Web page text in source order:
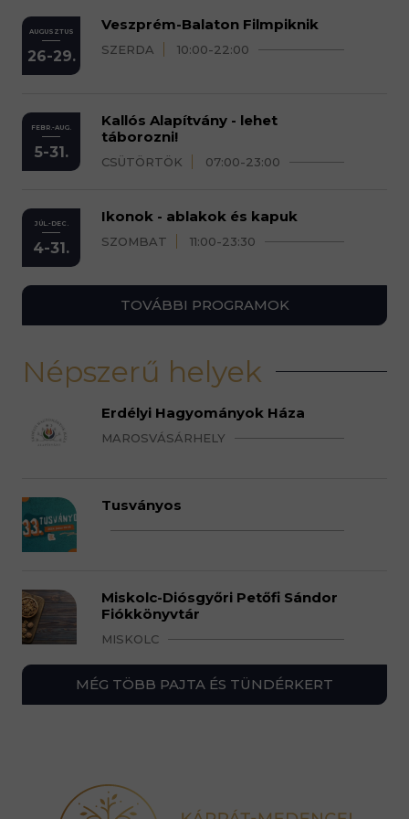
AUGUSZTUS
26-29.
Veszprém-Balaton Filmpiknik
SZERDA 10:00-22:00
FEBR.-AUG.
5-31.
Kallós Alapítvány - lehet
táborozni!
CSÜTÖRTÖK 07:00-23:00
JÚL.-DEC.
4-31.
Ikonok - ablakok és kapuk
SZOMBAT 11:00-23:30
TOVÁBBI PROGRAMOK
Népszerű helyek
Erdélyi Hagyományok Háza
MAROSVÁSÁRHELY
Tusványos
Miskolc-Diósgyőri Petőfi Sándor
Fiókkönyvtár
MISKOLC
MÉG TÖBB PAJTA ÉS TÜNDÉRKERT